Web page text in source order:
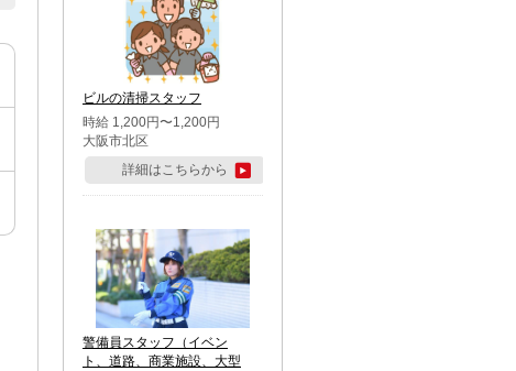
区・市川市・松戸市・習志野
市・柏市・流山市・八千代
市・足立区・江戸川区・八王
子市・町田市
ビルの清掃スタッフ
時給 1,200円〜1,200円
大阪市北区
詳細はこちらから
警備員スタッフ（イベン
ト、道路、商業施設、大型